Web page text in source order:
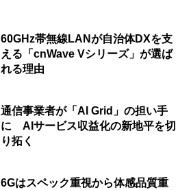
60GHz帯無線LANが自治体DXを支
える「cnWave Vシリーズ」が選ば
れる理由
通信事業者が「AI Grid」の担い手
に AIサービス収益化の新地平を切
り拓く
6Gはスペック重視から体感品質重